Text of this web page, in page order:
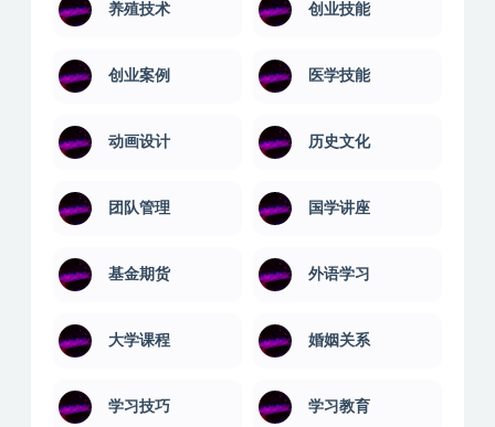
养殖技术 创业技能
创业案例 医学技能
动画设计 历史文化
团队管理 国学讲座
基金期货 外语学习
大学课程 婚姻关系
学习技巧 学习教育